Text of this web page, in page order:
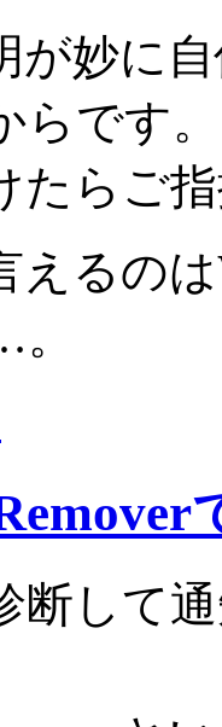
が妙に
です。
たらご
えるのは
断して